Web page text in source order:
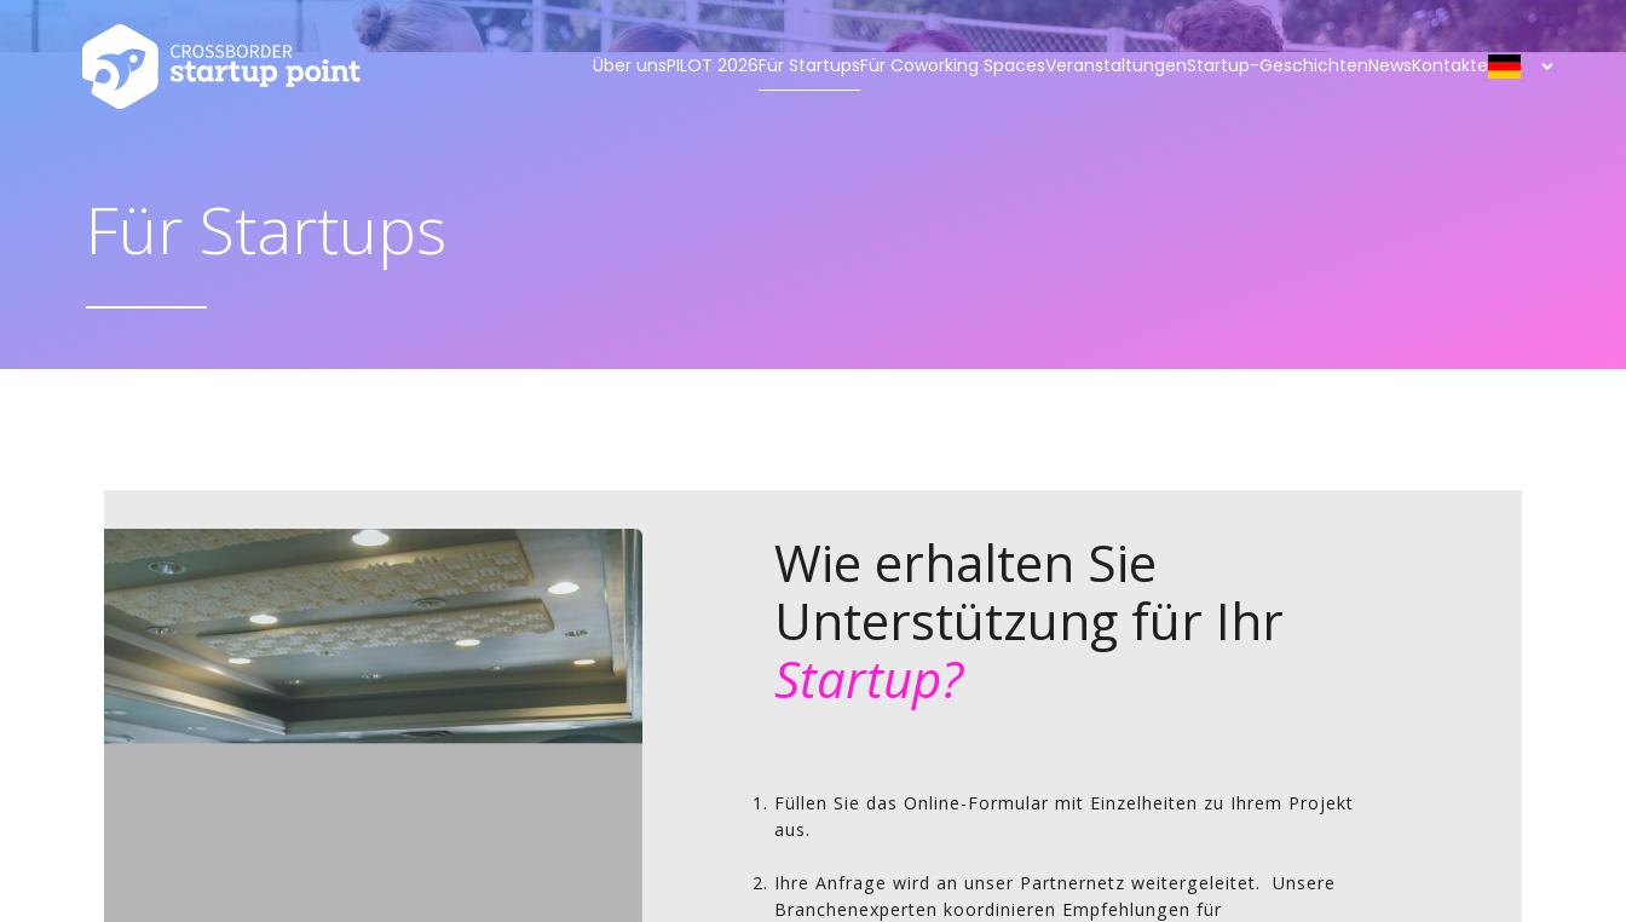
Über unsPILOT 2026Für StartupsFür Coworking SpacesVeranstaltungenStartup-GeschichtenNewsKontakte
Für Startups
Wie erhalten Sie
Unterstützung für Ihr
Startup?
Füllen Sie das Online-Formular mit Einzelheiten zu Ihrem Projekt
aus.
Ihre Anfrage wird an unser Partnernetz weitergeleitet. Unsere
Branchenexperten koordinieren Empfehlungen für